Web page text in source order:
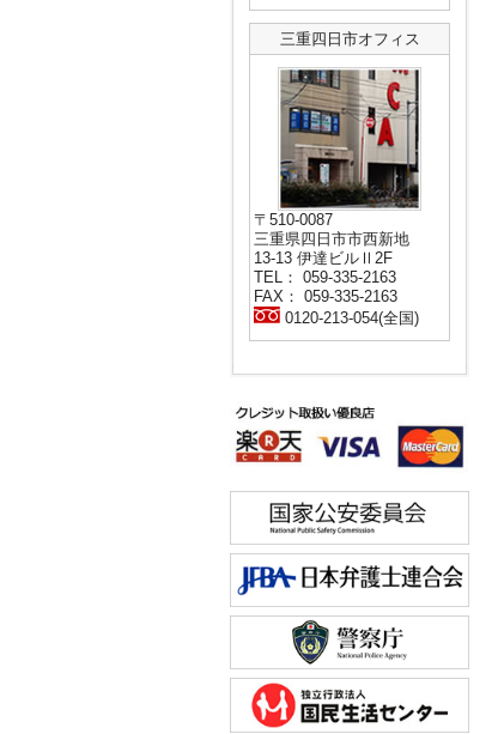
三重四日市オフィス
〒510-0087
三重県四日市市西新地
13-13 伊達ビルⅡ2F
TEL： 059-335-2163
FAX： 059-335-2163
0120-213-054(全国)